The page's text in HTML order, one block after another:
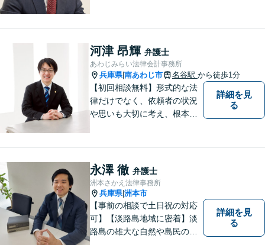
中心的取扱分野は遺産分割事
件。徳島県出身。東京大学法
学部卒。
河津 昂輝 弁護士
あわじみらい法律会計事務所
兵庫県|南あわじ市 名谷駅 から徒歩1分
【初回相談無料】形式的な法
律だけでなく、依頼者の状況
や思いも大切に考え、根本的
とりに合ったサポートを心が
けています。【夜間・休日相
談可能】【オンライン出張相
談可】
詳細を見
る
永澤 徹 弁護士
洲本さかえ法律事務所
兵庫県|洲本市
【事前の相談で土日祝の対応
可】【淡路島地域に密着】淡
路島の雄大な自然や島民の
詳細を見
る